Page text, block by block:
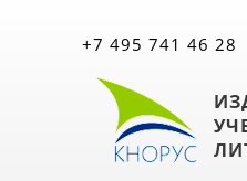
+7 495 741 46 28